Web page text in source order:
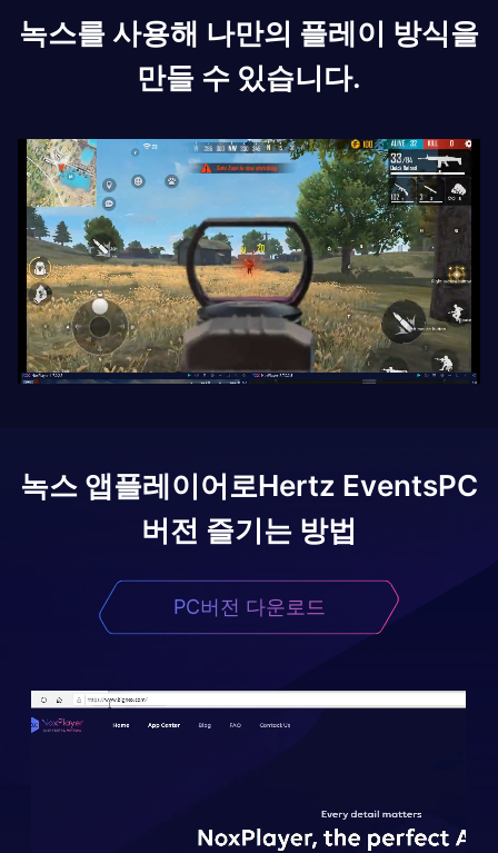
녹스를 사용해 나만의 플레이 방식을
만들 수 있습니다.
녹스 앱플레이어로Hertz EventsPC
버전 즐기는 방법
PC버전 다운로드